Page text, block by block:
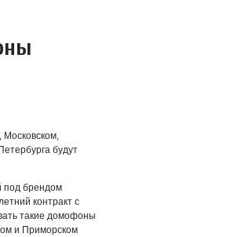
Московском,
будут
под брендом
контракт с
такие домофоны
и Приморском